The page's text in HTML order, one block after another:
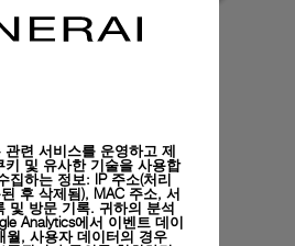
관련 서비스를 운영하고 제
키 및 유사한 기술을 사용합
집하는 정보: IP 주소(처리
후 삭제됨), MAC 주소, 서
및 방문 기록. 귀하의 분석
Analytics에서 이벤트 데이
월, 사용자 데이터의 경우